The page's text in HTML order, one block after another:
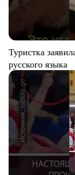
Туристка
русского языка